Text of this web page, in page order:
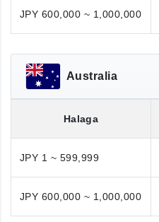
JPY 600,000 ~ 1,000,000
Australia
Halaga
JPY 1 ~ 599,999
JPY 600,000 ~ 1,000,000